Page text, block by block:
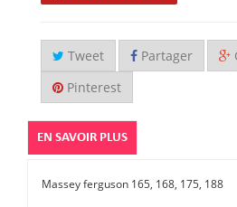
Tweet Partager
Pinterest
EN SAVOIR PLUS
Massey ferguson 165, 168, 175, 188